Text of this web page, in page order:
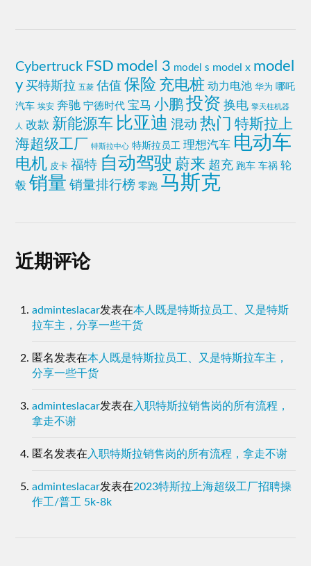
Cybertruck FSD model 3 model s model x model
y 买特斯拉 五菱 估值 保险 充电桩 动力电池 华为 哪吒
汽车 埃安 奔驰 宁德时代 宝马 小鹏 投资 换电 擎天柱机器
人 改款 新能源车 比亚迪 混动 热门 特斯拉上
海超级工厂 特斯拉中心 特斯拉员工 理想汽车 电动车
电机 皮卡 福特 自动驾驶 蔚来 超充 跑车 车祸 轮
毂 销量 销量排行榜 零跑 马斯克
近期评论
adminteslacar发表在本人既是特斯拉员工、又是特斯
拉车主，分享一些干货
匿名发表在本人既是特斯拉员工、又是特斯拉车主，
分享一些干货
adminteslacar发表在 入职特斯拉销售岗的所有流程，
拿走不谢
匿名发表在 入职特斯拉销售岗的所有流程，拿走不谢
adminteslacar发表在2023特斯拉上海超级工厂招聘操
作工/普工 5k-8k